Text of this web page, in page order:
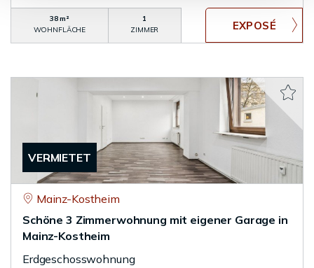
38 m²
WOHNFLÄCHE
1
ZIMMER
VERMIETET
Mainz-Kostheim
Schöne 3 Zimmerwohnung mit eigener Garage in
Mainz-Kostheim
Erdgeschosswohnung